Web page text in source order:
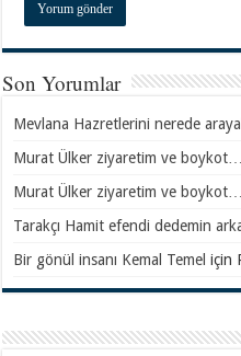
Son Yorumlar
Mevlana Hazretlerini nerede
Murat Ülker ziyaretim ve boykot…
Murat Ülker ziyaretim ve boykot…
Tarakçı Hamit efendi dedemin
Bir gönül insanı Kemal Temel için